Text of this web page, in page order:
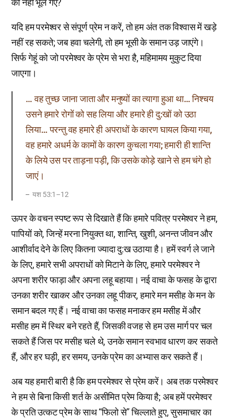
यदि हम परमेश्वर से संपूर्ण प्रेम न करें, तो हम अंत तक विश्वास में खड़े
नहीं रह सकते; जब हवा चलेगी, तो हम भूसी के समान उड़ जाएंगे।
सिर्फ गेहूं को जो परमेश्वर के प्रेम से भरा है, महिमामय मुकुट दिया
जाएगा।
… वह तुच्छ जाना जाता और मनुष्यों का त्यागा हुआ था… निश्चय
उसने हमारे रोगों को सह लिया और हमारे ही दु:खों को उठा
लिया… परन्तु वह हमारे ही अपराधों के कारण घायल किया गया,
वह हमारे अधर्म के कामों के कारण कुचला गया; हमारी ही शान्ति
के लिये उस पर ताड़ना पड़ी, कि उसके कोड़े खाने से हम चंगे हो
जाएं।
यश 53:1–12
ऊपर के वचन स्पष्ट रूप से दिखाते हैं कि हमारे पवित्र परमेश्वर ने हम,
पापियों को, जिन्हें मरना नियुक्त था, शान्ति, खुशी, अनन्त जीवन और
आशीर्वाद देने के लिए कितना ज्यादा दु:ख उठाया है। हमें स्वर्ग ले जाने
के लिए, हमारे सभी अपराधों को मिटाने के लिए, हमारे परमेश्वर ने
अपना शरीर फाड़ा और अपना लहू बहाया। नई वाचा के फसह के द्वारा
उनका शरीर खाकर और उनका लहू पीकर, हमारे मन मसीह के मन के
समान बदल गए हैं। नई वाचा का फसह मनाकर हम मसीह में और
मसीह हम में स्थिर बने रहते हैं, जिसकी वजह से हम उस मार्ग पर चल
सकते हैं जिस पर मसीह चले थे, उनके समान स्वभाव धारण कर सकते
हैं, और हर घड़ी, हर समय, उनके प्रेम का अभ्यास कर सकते हैं।
अब यह हमारी बारी है कि हम परमेश्वर से प्रेम करें। अब तक परमेश्वर
ने हम से बिना किसी शर्त के असीमित प्रेम किया है; अब हमें परमेश्वर
के प्रति उत्कट प्रेम के साथ “फिलो से” चिल्लाते हुए, सुसमाचार का